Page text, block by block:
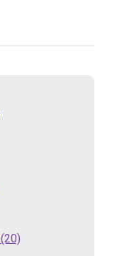
(20)